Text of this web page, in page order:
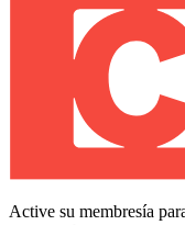
Active su membresía